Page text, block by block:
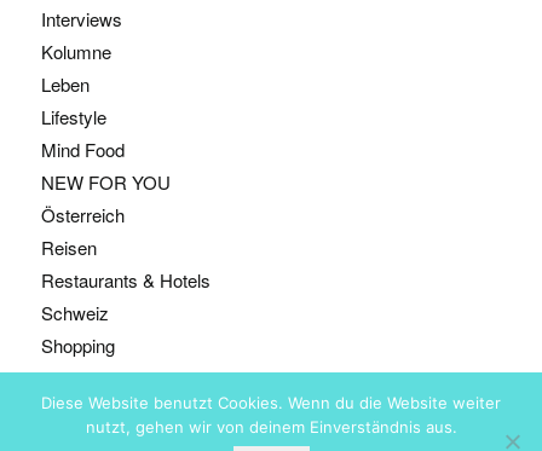
Interviews
Kolumne
Leben
Lifestyle
Mind Food
NEW FOR YOU
Österreich
Reisen
Restaurants & Hotels
Schweiz
Shopping
Diese Website benutzt Cookies. Wenn du die Website weiter
nutzt, gehen wir von deinem Einverständnis aus.